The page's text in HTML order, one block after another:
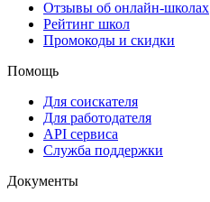
Отзывы об онлайн-школах
Рейтинг школ
Промокоды и скидки
Помощь
Для соискателя
Для работодателя
API сервиса
Служба поддержки
Документы